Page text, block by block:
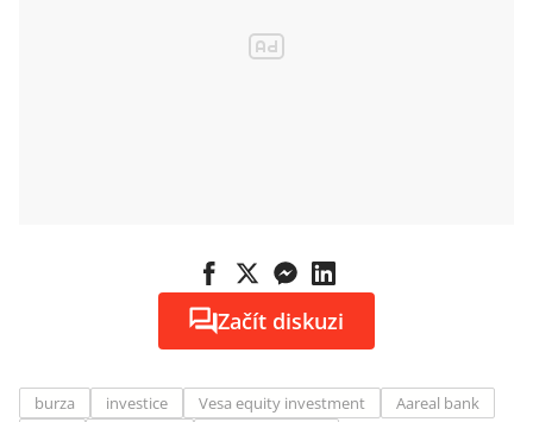
Začít diskuzi
burza investice Vesa equity investment
Aareal bank